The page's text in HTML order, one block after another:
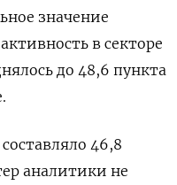
значение
в ​секторе
до ‌48,6 пункта
46,8
​аналитики ‌не